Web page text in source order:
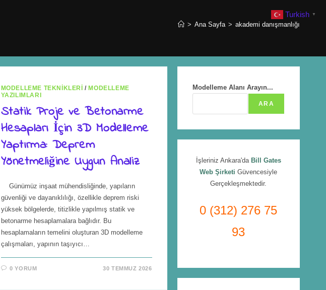
> Ana Sayfa > akademi danışmanlığı
MODELLEME TEKNIKLERI / MODELLEME
YAZILIMLARI
Statik Proje ve Betonarme
Hesapları İçin 3D Modelleme
Yaptırma: Deprem
Yönetmeliğine Uygun Analiz
Günümüz inşaat mühendisliğinde, yapıların
güvenliği ve dayanıklılığı, özellikle deprem riski
yüksek bölgelerde, titizlikle yapılmış statik ve
betonarme hesaplamalara bağlıdır. Bu
hesaplamaların temelini oluşturan 3D modelleme
çalışmaları, yapının taşıyıcı…
0 YORUM 30 TEMMUZ 2026
Modelleme Alanı Arayın...
ARA
İşleriniz Ankara'da Bill Gates
Web ŞirketiGüvencesiyle
Gerçekleşmektedir.
0 (312) 276 75
93
Turkish ▼